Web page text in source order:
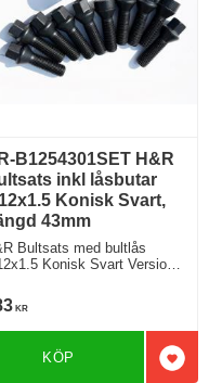
favoriter
B1254301SET H&R
inkl låsbutar
Konisk Svart,
43mm
Bultsats med bultlås
Konisk Svart Version
KR
KÖP